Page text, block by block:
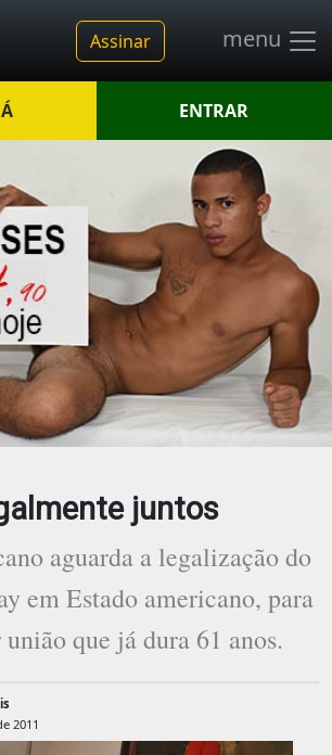
Assinar menu
ENTRAR
juntos
aguarda a legalização do
em Estado americano, para
que já dura 61 anos.
2011